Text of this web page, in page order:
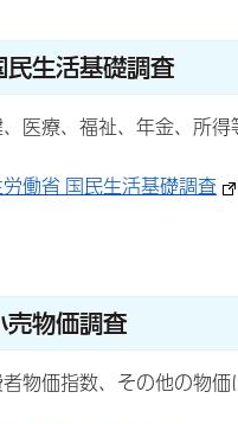
民生活基礎調査
医療、福祉、年金、所
労働省 国民生活基礎調査
売物価調査
者物価指数、その他の物価